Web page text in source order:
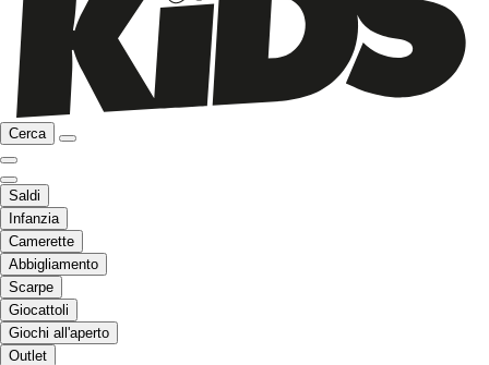
Cerca
Saldi
Infanzia
Camerette
Abbigliamento
Scarpe
Giocattoli
Giochi all'aperto
Outlet